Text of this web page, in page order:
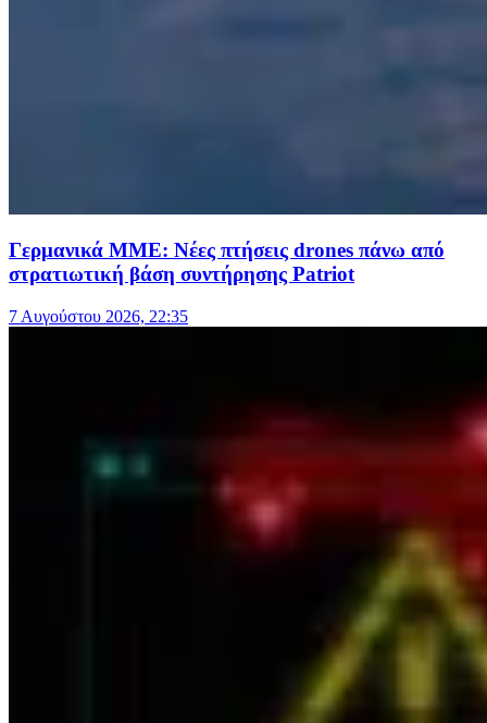
Γερμανικά ΜΜΕ: Νέες πτήσεις drones πάνω από
στρατιωτική βάση συντήρησης Patriot
7 Αυγούστου 2026, 22:35